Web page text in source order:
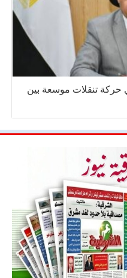
حركة تنقلات موسعة بين